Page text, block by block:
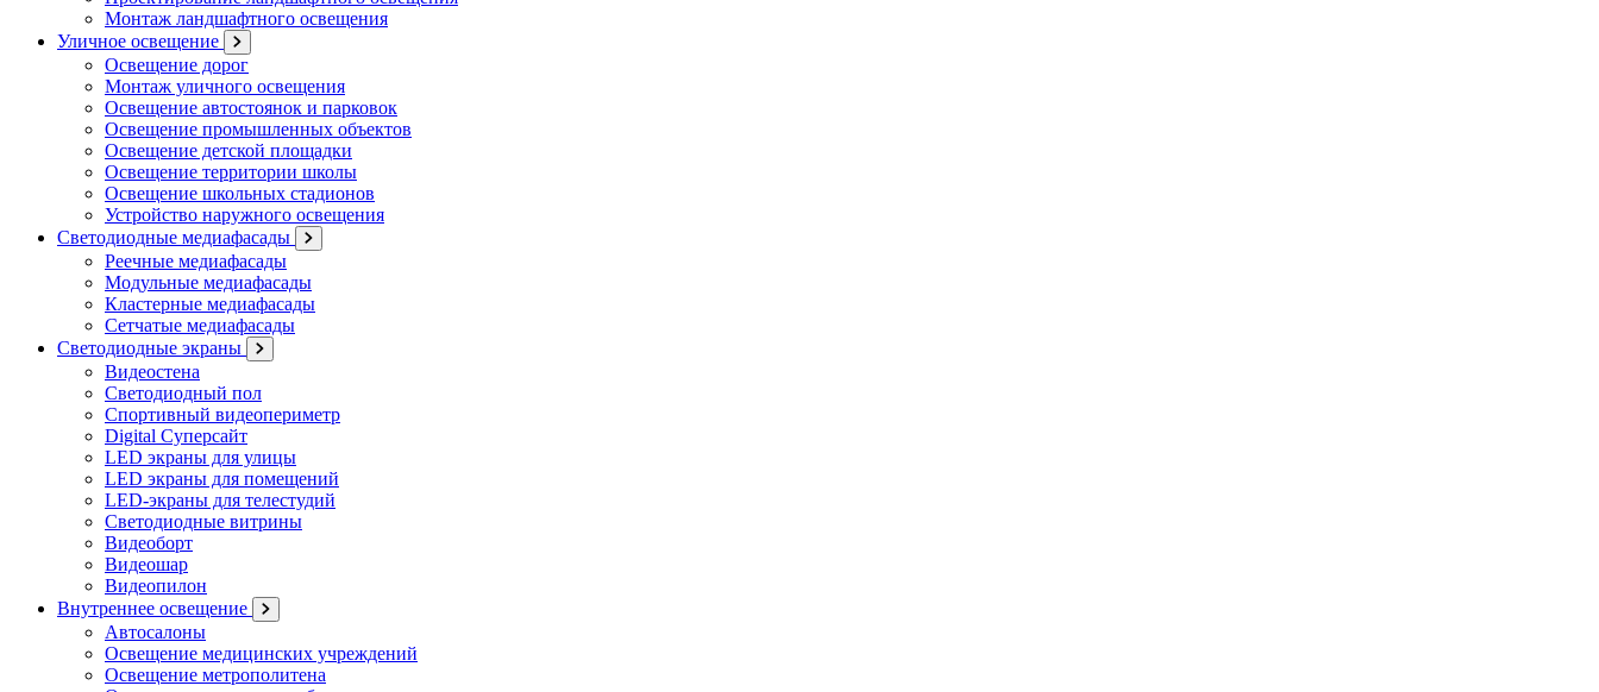
Монтаж ландшафтного освещения
Уличное освещение
Освещение дорог
Монтаж уличного освещения
Освещение автостоянок и парковок
Освещение промышленных объектов
Освещение детской площадки
Освещение территории школы
Освещение школьных стадионов
Устройство наружного освещения
Светодиодные медиафасады
Реечные медиафасады
Модульные медиафасады
Кластерные медиафасады
Сетчатые медиафасады
Светодиодные экраны
Видеостена
Светодиодный пол
Спортивный видеопериметр
Digital Суперсайт
LED экраны для улицы
LED экраны для помещений
LED-экраны для телестудий
Светодиодные витрины
Видеоборт
Видеошар
Видеопилон
Внутреннее освещение
Автосалоны
Освещение медицинских учреждений
Освещение метрополитена